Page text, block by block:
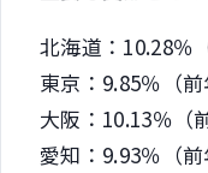
北海道：10.28％
東京：9.85％（前
大阪：10.13％（
愛知：9.93％（前